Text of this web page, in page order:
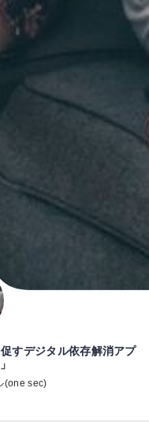
すデジタル依存解消アプ
(one sec)